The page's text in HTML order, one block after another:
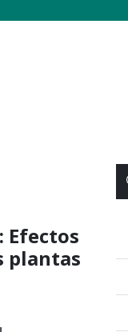
Efectos
plantas